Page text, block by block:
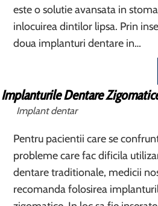
este o solutie avansata in
inlocuirea dintilor lipsa. Prin
doua implanturi dentare in…
Implanturile Dentare
Implant dentar
Pentru pacientii care se
probleme care fac dificila
dentare traditionale, medicii
recomanda folosirea